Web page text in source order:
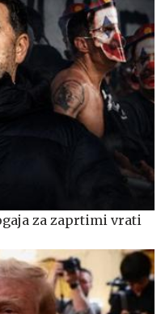
za zaprtimi vrati